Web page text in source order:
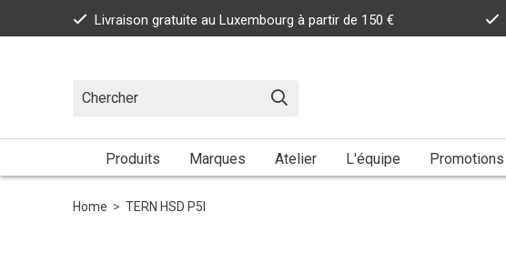
Livraison gratuite au Luxembourg à partir de 150 €
Produits Marques Atelier L'équipe Promotions
Home > TERN HSD P5I